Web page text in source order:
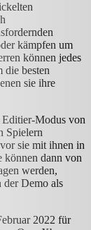
kämpfen um
können jedes
die besten
sie ihre
Editier-Modus von
Spielern
sie mit ihnen in
können dann von
werden,
der Demo als
2022 für